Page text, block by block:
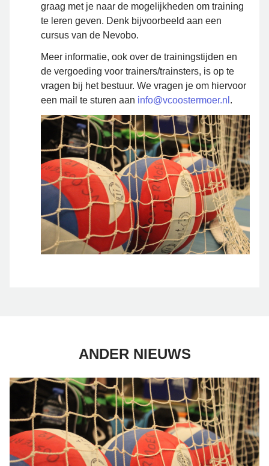
graag met je naar de mogelijkheden om training
te leren geven. Denk bijvoorbeeld aan een
cursus van de Nevobo.
Meer informatie, ook over de trainingstijden en
de vergoeding voor trainers/trainsters, is op te
vragen bij het bestuur. We vragen je om hiervoor
een mail te sturen aan info@vcoostermoer.nl .
ANDER NIEUWS